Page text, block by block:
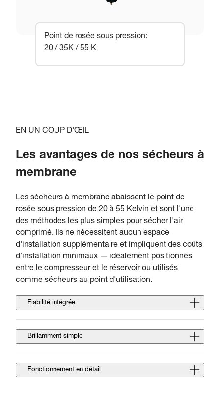
Point de rosée sous pression:
20 / 35K / 55 K
EN UN COUP D'ŒIL
Les avantages de nos sécheurs à
membrane
Les sécheurs à membrane abaissent le point de
rosée sous pression de 20 à 55 Kelvin et sont l'une
des méthodes les plus simples pour sécher l'air
comprimé. Ils ne nécessitent aucun espace
d'installation supplémentaire et impliquent des coûts
d'installation minimaux — idéalement positionnés
entre le compresseur et le réservoir ou utilisés
comme sécheurs au point d'utilisation.
Fiabilité intégrée
Brillamment simple
Fonctionnement en détail